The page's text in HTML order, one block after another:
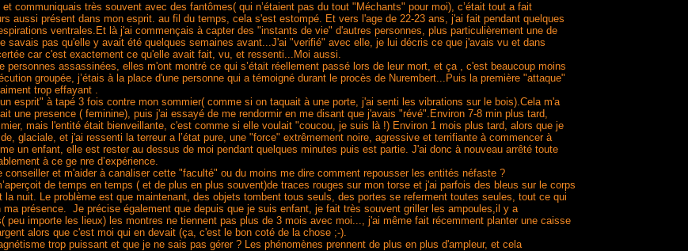
communiquais très souvent avec des fantômes( qui n’étaient pas du tout "Méchants" pour moi), c’était tout a fait
aussi présent dans mon esprit. au fil du temps, cela s'est estompé. Et vers l'age de 22-23 ans, j'ai fait pendant quelques
ventrales.Et là j'ai commençais à capter des "instants de vie" d'autres personnes, plus particulièrement une de
pas qu'elle y avait été quelques semaines avant...J'ai "verifié" avec elle, je lui décris ce que j'avais vu et dans
car c'est exactement ce qu'elle avait fait, vu, et ressenti...Moi aussi.
personnes assassinées, elles m'ont montré ce qui s’était réellement passé lors de leur mort, et ça , c'est beaucoup moins
groupée, j’étais à la place d'une personne qui a témoigné durant le procès de Nurembert...Puis la première "attaque"
trop effayant .
esprit" à tapé 3 fois contre mon sommier( comme si on taquait à une porte, j'ai senti les vibrations sur le bois).Cela m'a
une presence ( feminine), puis j'ai essayé de me rendormir en me disant que j'avais "révé".Environ 7-8 min plus tard,
mais l'entité était bienveillante, c'est comme si elle voulait "coucou, je suis là !) Environ 1 mois plus tard, alors que je
glaciale, et j'ai ressenti la terreur a l’état pure, une "force" extrêmement noire, agressive et terrifiante à commencer à
un enfant, elle est rester au dessus de moi pendant quelques minutes puis est partie. J'ai donc à nouveau arrêté toute
à ce ge nre d’expérience.
et m'aider à canaliser cette "faculté" ou du moins me dire comment repousser les entités néfaste ?
de temps en temps ( et de plus en plus souvent)de traces rouges sur mon torse et j'ai parfois des bleus sur le corps
nuit. Le problème est que maintenant, des objets tombent tous seuls, des portes se referment toutes seules, tout ce qui
ma présence. Je précise également que depuis que je suis enfant, je fait très souvent griller les ampoules,il y a
peu importe les lieux) les montres ne tiennent pas plus de 3 mois avec moi..., j'ai même fait récemment planter une caisse
alors que c'est moi qui en devait (ça, c'est le bon coté de la chose ;-).
trop puissant et que je ne sais pas gérer ? Les phénomènes prennent de plus en plus d'ampleur, et cela